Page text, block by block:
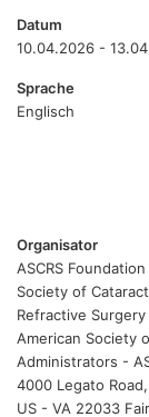
Datum
10.04.2026 -
Sprache
Englisch
Organisator
ASCRS
Society of
Refractive
American Society
Administrators -
4000 Legato
US - VA 22033